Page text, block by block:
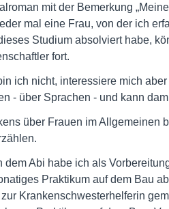
mit der Bemerkung
mal eine Frau, von der ich
Studium absolviert habe,
fort.
ich nicht, interessiere mich
- über Sprachen - und kann
über Frauen im Allgemeinen
dem Abi habe ich als
Praktikum auf dem Bau
Krankenschwesterhelferin